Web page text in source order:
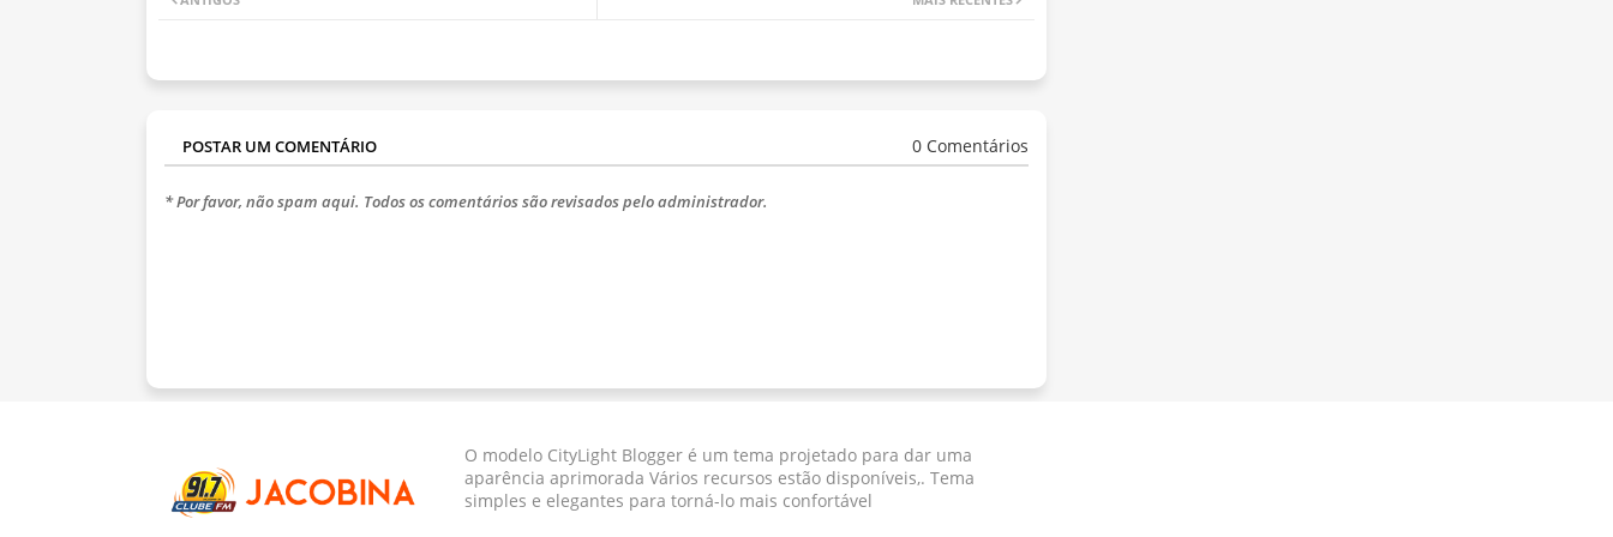
POSTAR UM COMENTÁRIO 0 Comentários
* Por favor, não spam aqui. Todos os comentários são revisados ​​pelo administrador.
O modelo CityLight Blogger ​​é um tema projetado para dar uma
aparência aprimorada Vários recursos estão disponíveis,. Tema
simples e elegantes para torná-lo mais confortável